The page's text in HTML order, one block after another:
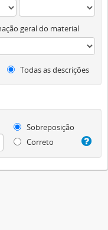
geral do material
Todas as descrições
Sobreposição
Correto